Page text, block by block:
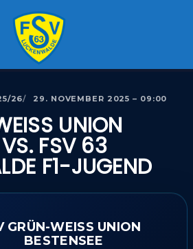
26 29. NOVEMBER 2025 – 09:00
UNION B
FSV 63 L
F1-JUGEND
GRÜN-WEISS UNION B
ESTENSEE